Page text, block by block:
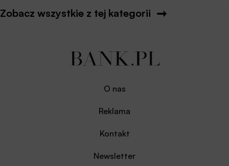
Zobacz wszystkie z tej kategorii
O nas
Reklama
Kontakt
Newsletter